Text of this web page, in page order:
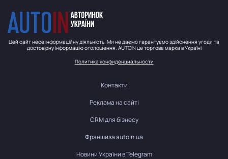
Цей сайт несе інформаційну діяльність. Ми не даємо гарантуємо здійснення угоди та
достовірну інформацію оголошення. AUTOIN це торгова марка в Україні
Политика конфиденциальности
Контакти
Реклама на сайті
CRM для бізнесу
Франшиза autoin.ua
Новини України в Telegram